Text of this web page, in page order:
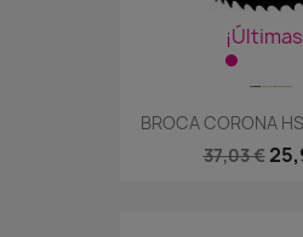
BROCA CORONA
37,03 €